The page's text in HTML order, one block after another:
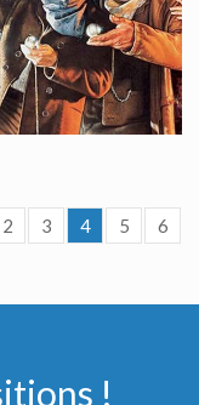
pour la promotion
Peinture originale de Drew Struzan pour l'affiche de Retour vers le Futur 3
2 3 4 5 6
!